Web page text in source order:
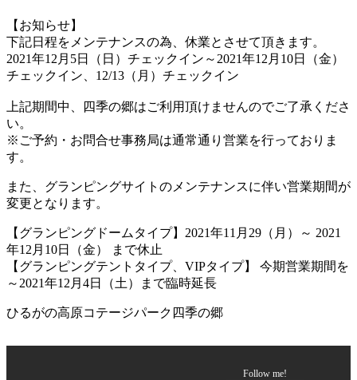
【お知らせ】
下記日程をメンテナンスの為、休業とさせて頂きます。
2021年12月5日（日）チェックイン～2021年12月10日（金）
チェックイン、12/13（月）チェックイン
上記期間中、四季の郷はご利用頂けませんのでご了承くださ
い。
※ご予約・お問合せ事務局は通常通り営業を行っておりま
す。
また、グランピングサイトのメンテナンスに伴い営業期間が
変更となります。
【グランピングドームタイプ】2021年11月29（月）～ 2021
年12月10日（金） まで休止
【グランピングテントタイプ、VIPタイプ】 今期営業期間を
～2021年12月4日（土）まで臨時延長
ひるがの高原コテージパーク四季の郷
Follow me!